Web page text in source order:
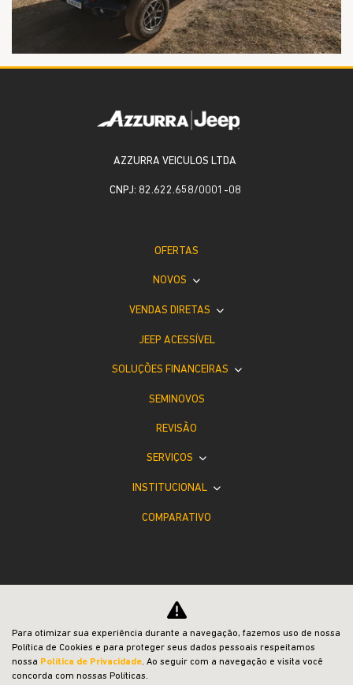
AZZURRA VEICULOS LTDA
CNPJ: 82.622.658/0001-08
OFERTAS
NOVOS
VENDAS DIRETAS
JEEP ACESSÍVEL
SOLUÇÕES FINANCEIRAS
SEMINOVOS
REVISÃO
SERVIÇOS
INSTITUCIONAL
COMPARATIVO
Desacelere. Seu bem maior é a vida.
Para otimizar sua experiência durante a navegação, fazemos uso de nossa
Política de Cookies e para proteger seus dados pessoais respeitamos
nossa Política de Privacidade. Ao seguir com a navegação e visita você
concorda com nossas Políticas.